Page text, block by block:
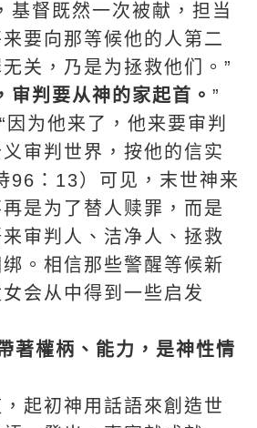
基督既然一次被献，担当
要向那等候他的人第二
关，乃是为拯救他们。”
审判要从神的家起首。 ”
因为他来了，他来要审判
审判世界，按他的信实
96：13）可见，末世神来
是为了替人赎罪，而是
审判人、洁净人、拯救
。相信那些警醒等候新
会从中得到一些启发
著權柄、能力，是神性情
起初神用話語來創造世